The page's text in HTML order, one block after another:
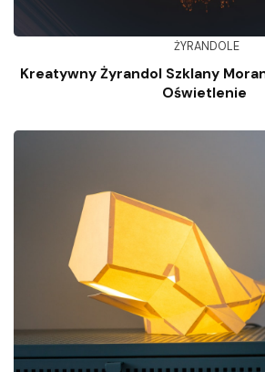
ŻYRANDOLE
Kreatywny Żyrandol Szklany
Oświetlenie